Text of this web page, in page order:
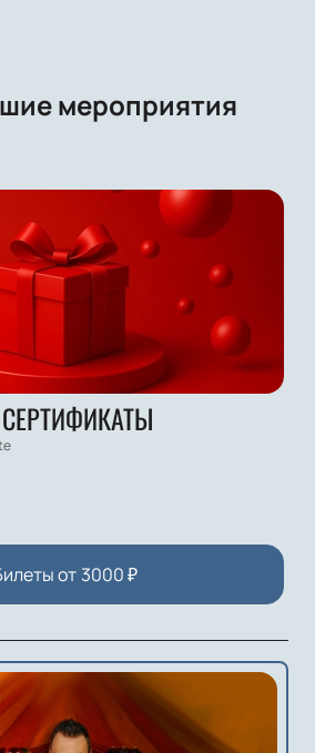
мероприятия
от 3000₽